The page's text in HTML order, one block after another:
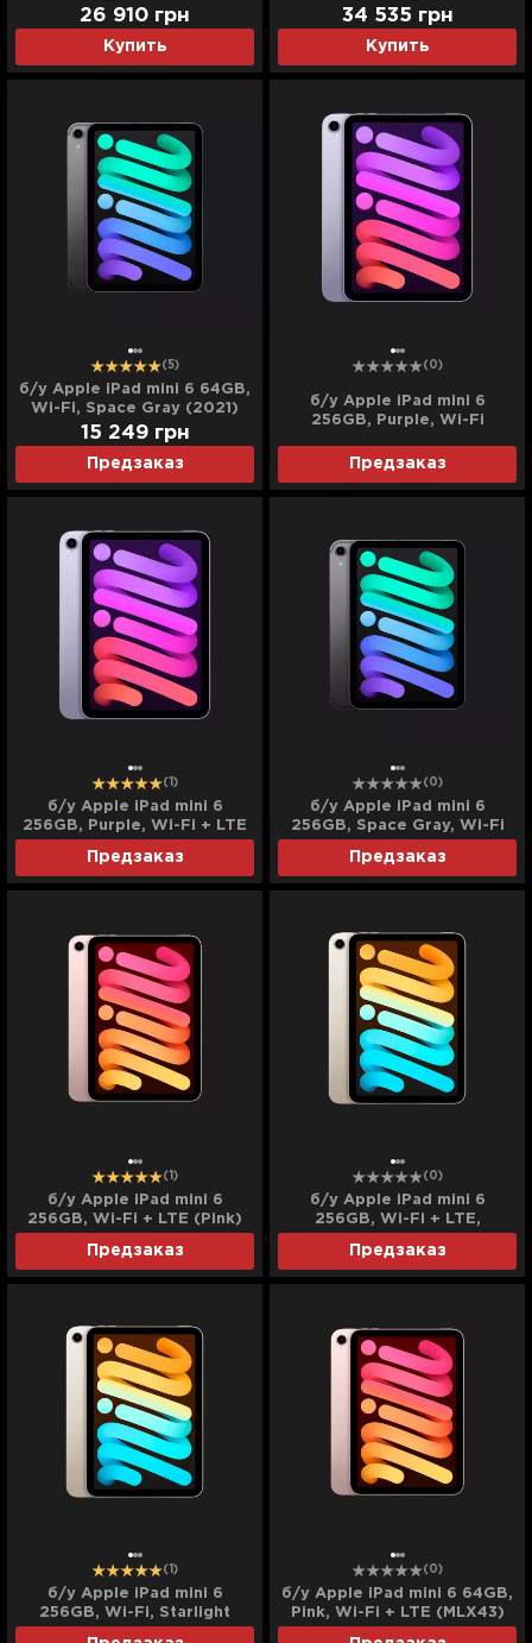
(2024) (MXNA3)
Купить
26 910 грн
(2024) (MYH23)
Купить
34 535 грн
(5)
б/у Apple iPad mini 6 64GB,
Wi-Fi, Space Gray (2021)
Предзаказ
15 249 грн
(0)
б/у Apple iPad mini 6
256GB, Purple, Wi-Fi
Предзаказ
(1)
б/у Apple iPad mini 6
256GB, Purple, Wi-Fi + LTE
Предзаказ
(0)
б/у Apple iPad mini 6
256GB, Space Gray, Wi-Fi
Предзаказ
(1)
б/у Apple iPad mini 6
256GB, Wi-Fi + LTE (Pink)
Предзаказ
(0)
б/у Apple iPad mini 6
256GB, Wi-Fi + LTE,
Предзаказ
(1)
б/у Apple iPad mini 6
256GB, Wi-Fi, Starlight
(0)
б/у Apple iPad mini 6 64GB,
Pink, Wi-Fi + LTE (MLX43)